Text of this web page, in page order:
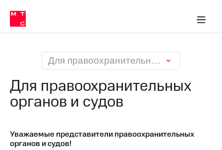
Медиа-центр
и акционерам
Устойчивое развитие
Комплаенс и деловая этика
компании
Стратегия
Карьера
История
компании
региона
Карьера
в МТС
Пресс-
релизы
Для правоохранительных органов и судов
Для правоохранительных
органов и судов
Уважаемые представители правоохранительных
органов и судов!